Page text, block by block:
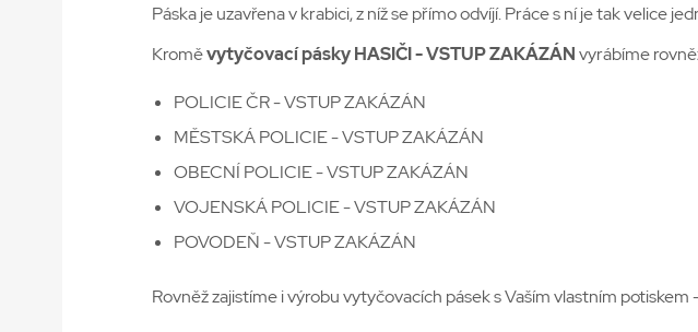
Páska je uzavřena v krabici, z níž se přímo odvíjí. Práce s ní je tak velice
Kroměvytyčovací pásky HASIČI - VSTUP ZAKÁZÁNvyrábíme
POLICIE ČR - VSTUP ZAKÁZÁN
MĚSTSKÁ POLICIE - VSTUP ZAKÁZÁN
OBECNÍ POLICIE - VSTUP ZAKÁZÁN
VOJENSKÁ POLICIE - VSTUP ZAKÁZÁN
POVODEŇ - VSTUP ZAKÁZÁN
Rovněž zajistíme i výrobu vytyčovacích pásek s Vaším vlastním